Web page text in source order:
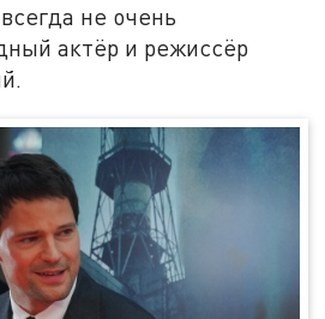
не очень
актёр и режиссёр